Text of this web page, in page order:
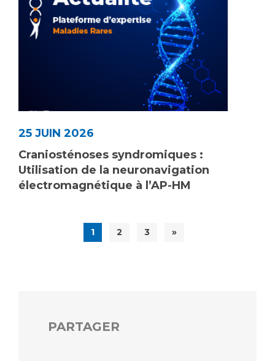
25 JUIN 2026
Craniosténoses syndromiques :
Utilisation de la neuronavigation
électromagnétique à l’AP-HM
1 2 3 »
PARTAGER